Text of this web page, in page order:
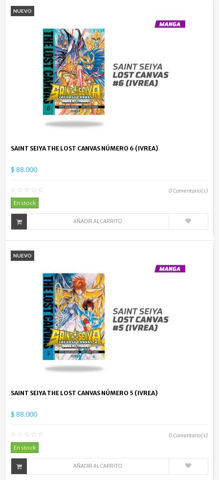
NUEVO
SAINT SEIYA THE LOST CANVAS NÚMERO 6 (IVREA)
$ 88.000
0Comentario(s)
En stock
AÑADIR AL CARRITO
NUEVO
SAINT SEIYA THE LOST CANVAS NÚMERO 5 (IVREA)
$ 88.000
0Comentario(s)
En stock
AÑADIR AL CARRITO